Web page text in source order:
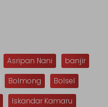
Asripan Nani
banjir
Bolmong
Bolsel
Iskandar Kamaru